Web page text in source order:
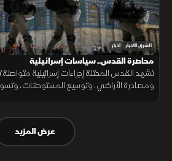
الشرق للأخبار أخبار
محاصرة القدس.. سياسات إسرائيلية
تشهد القدس المحتلة إجراءات إسرائيلية
ومصادرة الأراضي، وتوسيع المستوطنات،
عرض المزيد